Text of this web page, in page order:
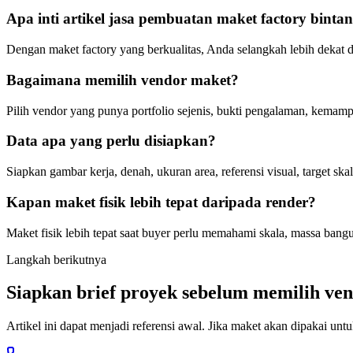
Apa inti artikel jasa pembuatan maket factory
Dengan maket factory yang berkualitas, Anda selangkah lebih
Bagaimana memilih vendor maket?
Pilih vendor yang punya portfolio sejenis, bukti pengalaman,
Data apa yang perlu disiapkan?
Siapkan gambar kerja, denah, ukuran area, referensi visual, target
Kapan maket fisik lebih tepat daripada render?
Maket fisik lebih tepat saat buyer perlu memahami skala, massa
Langkah berikutnya
Siapkan brief proyek sebelum memilih
Artikel ini dapat menjadi referensi awal. Jika maket akan dipakai